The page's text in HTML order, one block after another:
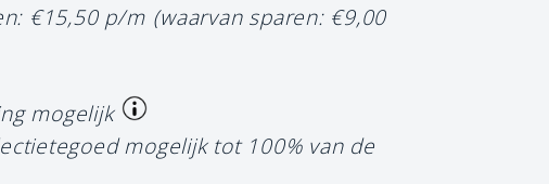
€15,50 p/m (waarvan sparen: €9,00
mogelijk
mogelijk tot 100% van de